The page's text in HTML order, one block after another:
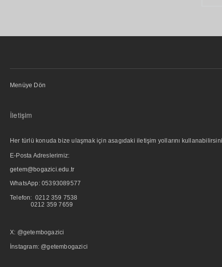
Menüye Dön
İletişim
Her türlü konuda bize ulaşmak için asagıdaki iletişim yollarını
E-Posta Adreslerimiz:
getem@bogazici.edu.tr
WhatsApp: 05393089577
Telefon: 0212 359 7538
0212 359 7659
X: @getembogazici
İnstagram: @getembogazici